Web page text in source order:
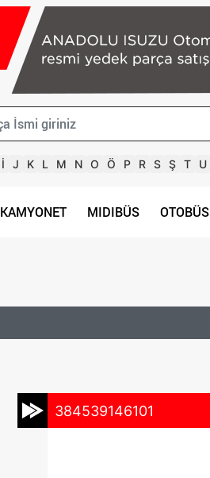
İ J K L M N O Ö P R S Ş T U
KAMYONET MIDIBÜS OTOBÜS
384539146101